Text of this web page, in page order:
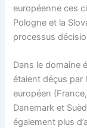
européenne ces
Pologne et la
processus
Dans le domaine
étaient déçus par
européen
Danemark et
également plus